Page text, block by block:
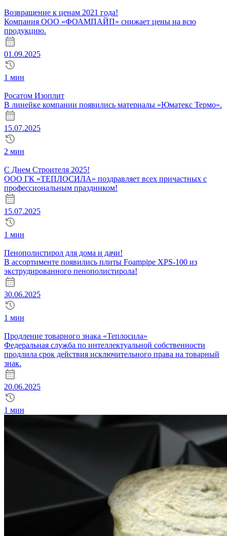
Возвращение к ценам 2021 года!
Компания ООО «ФОАМПАЙП» снижает цены на всю
продукцию.
01.09.2025
1 мин
Росатом Изоплит
В линейке компании появились материалы «Юматекс Термо».
15.07.2025
2 мин
С Днем Строителя 2025!
ООО ГК «ТЕПЛОСИЛА» поздравляет всех причастных с
профессиональным праздником!
15.07.2025
1 мин
Пенополистирол для дома и дачи!
В ассортименте появились плиты Foampipe XPS-100 из
экструдированного пенополистирола!
30.06.2025
1 мин
Продление товарного знака «Теплосила»
Федеральная служба по интеллектуальной собственности
продлила срок действия исключительного права на товарный
знак.
20.06.2025
1 мин